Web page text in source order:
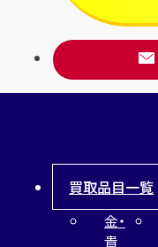
買取品目一覧
金・
貴